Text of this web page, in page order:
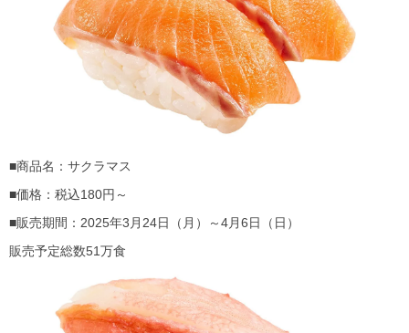
■商品名：サクラマス
■価格：税込180円～
■販売期間：2025年3月24日（月）～4月6日（日）
販売予定総数51万食